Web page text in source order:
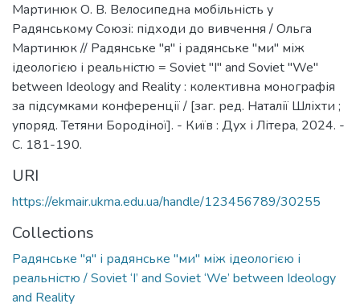
Мартинюк О. В. Велосипедна мобільність у
Радянському Союзі: підходи до вивчення / Ольга
Мартинюк // Радянське "я" і радянське "ми" між
ідеологією і реальністю = Soviet "I" and Soviet "We"
between Ideology and Reality : колективна монографія
за підсумками конференції / [заг. ред. Наталії Шліхти ;
упоряд. Тетяни Бородіної]. - Київ : Дух і Літера, 2024. -
C. 181-190.
URI
https://ekmair.ukma.edu.ua/handle/123456789/30255
Collections
Радянське "я" і радянське "ми" між ідеологією і
реальністю / Soviet ‘I’ and Soviet ‘We’ between Ideology
and Reality